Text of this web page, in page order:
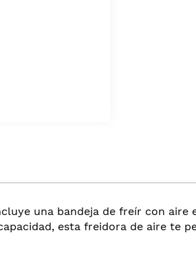
una bandeja de freír con aire
esta freidora de aire te